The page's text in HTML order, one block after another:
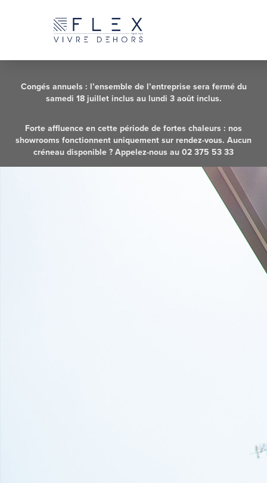
Congés annuels : l’ensemble de l’entreprise sera fermé du
samedi 18 juillet inclus au lundi 3 août inclus.
Forte affluence en cette période de fortes chaleurs : nos
showrooms fonctionnent uniquement sur rendez-vous. Aucun
créneau disponible ? Appelez-nous au 02 375 53 33